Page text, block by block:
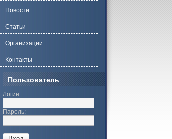
Новости
Статьи
Организации
Контакты
Пользователь
Логин:
Пароль: